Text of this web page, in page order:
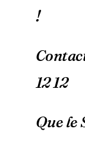
!
12 12
Que le